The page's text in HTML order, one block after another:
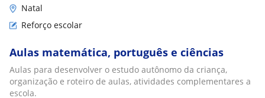
Natal
Reforço escolar
Aulas matemática, português e ciências
Aulas para desenvolver o estudo autônomo da criança,
organização e roteiro de aulas, atividades complementares a
escola.